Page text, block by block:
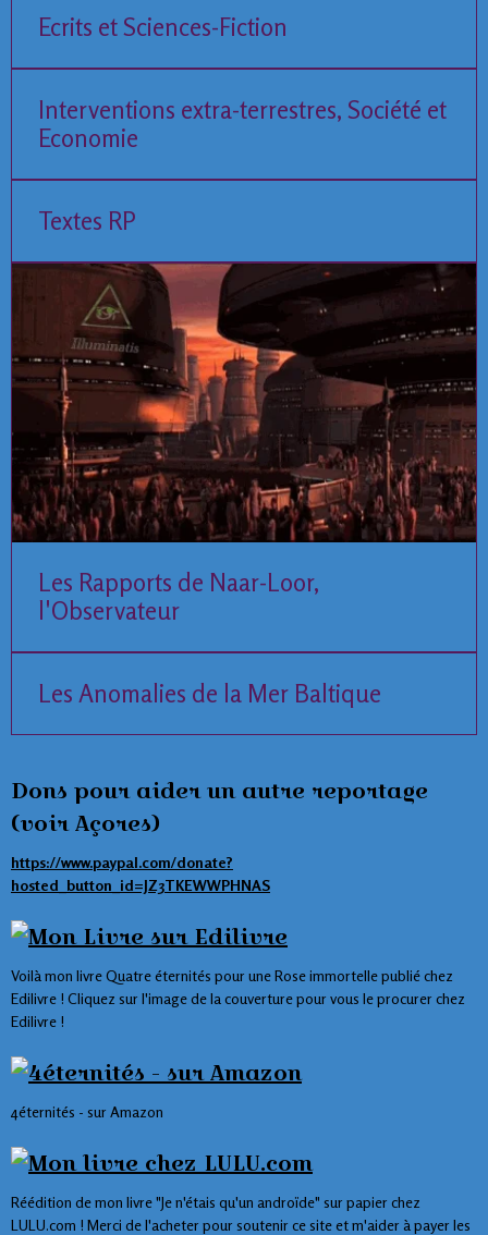
Ecrits et Sciences-Fiction
Interventions extra-terrestres, Société et
Economie
Textes RP
Les Rapports de Naar-Loor,
l'Observateur
Les Anomalies de la Mer Baltique
Dons pour aider un autre reportage
(voir Açores)
https://www.paypal.com/donate?
hosted_button_id=JZ3TKEWWPHNAS
Voilà mon livre Quatre éternités pour une Rose immortelle publié chez
Edilivre ! Cliquez sur l'image de la couverture pour vous le procurer chez
Edilivre !
4éternités - sur Amazon
Réédition de mon livre "Je n'étais qu'un androïde" sur papier chez
LULU.com ! Merci de l'acheter pour soutenir ce site et m'aider à payer les